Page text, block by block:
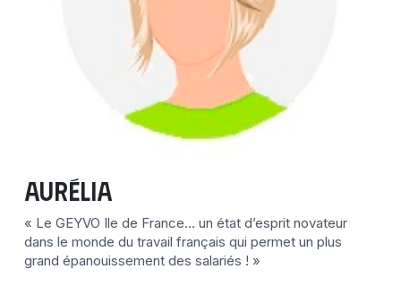
Aurélia
« Le GEYVO Ile de France… un état d’esprit novateur
dans le monde du travail français qui permet un plus
grand épanouissement des salariés ! »